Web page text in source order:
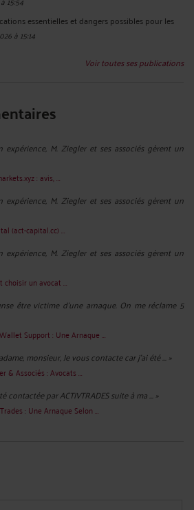
essentielles et dangers possibles pour les
à 15:14
Voir toutes ses publications
expérience, M. Ziegler et ses associés gèrent un
: avis, ...
expérience, M. Ziegler et ses associés gèrent un
(act-capital.cc) ...
expérience, M. Ziegler et ses associés gèrent un
choisir un avocat ...
être victime d'une arnaque. On me réclame 5
Support : Une Arnaque ...
monsieur, Je vous contacte car j'ai été ... »
& Associés : Avocats ...
contactée par ACTIVTRADES suite à ma ... »
: Une Arnaque Selon ...